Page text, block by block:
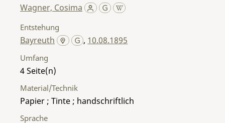
Wagner, Cosima
Entstehung
Bayreuth , 10.08.1895
Umfang
4
Material/Technik
Papier ; Tinte ; handschriftlich
Sprache